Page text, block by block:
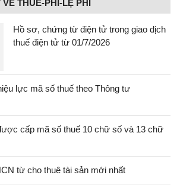
THUẾ-PHÍ-LỆ PHÍ
Hồ sơ, chứng từ điện tử trong giao dịch
thuế điện tử từ 01/7/2026
lực mã số thuế theo Thông tư
cấp mã số thuế 10 chữ số và 13 chữ
từ cho thuê tài sản mới nhất